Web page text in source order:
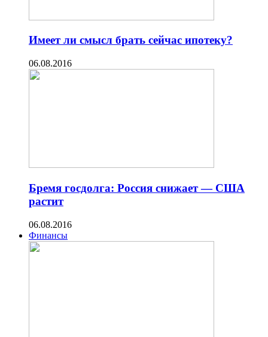
Имеет ли смысл брать сейчас ипотеку?
06.08.2016
Бремя госдолга: Россия снижает — США
растит
06.08.2016
Финансы